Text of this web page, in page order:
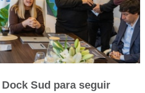
Sud para seguir